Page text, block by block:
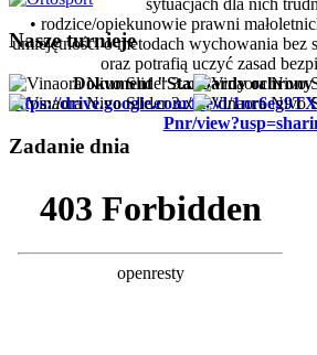
• rodzice/opiekunowie prawni
umiejętności o metodach wychowania bez
oraz potrafią uczyć zasad
Dokument "Standardy ochrony
https://drive.google.com/file/d/
Pnr/
Nasze turnieje
Zadanie dnia